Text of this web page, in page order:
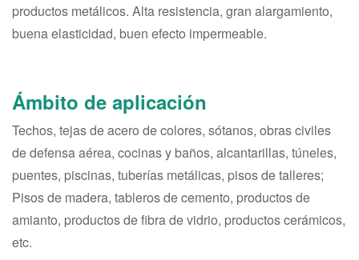
productos metálicos. Alta resistencia, gran alargamiento,
buena elasticidad, buen efecto impermeable.
Ámbito de aplicación
Techos, tejas de acero de colores, sótanos, obras civiles
de defensa aérea, cocinas y baños, alcantarillas, túneles,
puentes, piscinas, tuberías metálicas, pisos de talleres;
Pisos de madera, tableros de cemento, productos de
amianto, productos de fibra de vidrio, productos cerámicos,
etc.